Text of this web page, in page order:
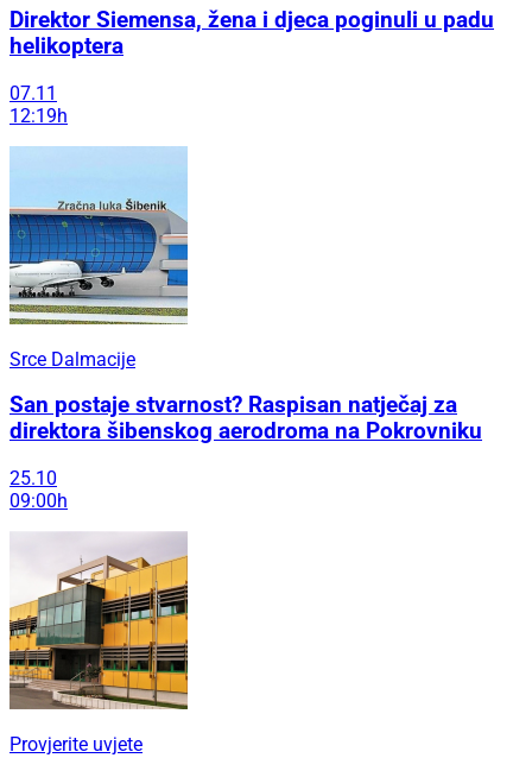
Direktor Siemensa, žena i djeca poginuli u padu
helikoptera
07.11
12:19h
Srce Dalmacije
San postaje stvarnost? Raspisan natječaj za
direktora šibenskog aerodroma na Pokrovniku
25.10
09:00h
Provjerite uvjete